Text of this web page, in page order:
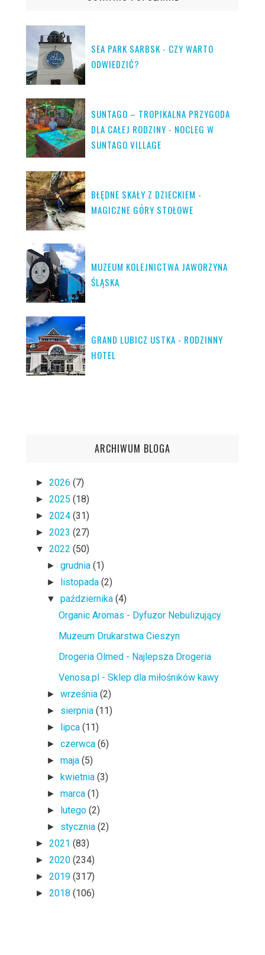
SEA PARK SARBSK - CZY WARTO
ODWIEDZIĆ?
SUNTAGO – TROPIKALNA PRZYGODA
DLA CAŁEJ RODZINY - NOCLEG W
SUNTAGO VILLAGE
BŁĘDNE SKAŁY Z DZIECKIEM -
MAGICZNE GÓRY STOŁOWE
MUZEUM KOLEJNICTWA JAWORZYNA
ŚLĄSKA
GRAND LUBICZ USTKA - RODZINNY
HOTEL
ARCHIWUM BLOGA
► 2026 (7)
► 2025 (18)
► 2024 (31)
► 2023 (27)
▼ 2022 (50)
►grudnia(1)
► listopada(2)
▼października(4)
Organic Aromas - Dyfuzor Nebulizujący
Muzeum Drukarstwa Cieszyn
Drogeria Olmed - Najlepsza Drogeria
Venosa.pl - Sklep dla miłośników kawy
►września(2)
► sierpnia(11)
► lipca(11)
►czerwca(6)
►maja(5)
► kwietnia(3)
►marca(1)
► lutego(2)
► stycznia(2)
► 2021 (83)
► 2020 (234)
► 2019 (317)
► 2018 (106)